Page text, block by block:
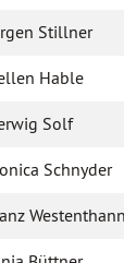
Stillner
Hable
Solf
Schnyder